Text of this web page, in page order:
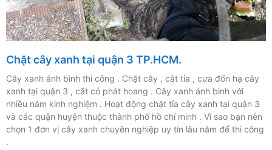
Chặt cây xanh tại quận 3 TP.HCM.
Cây xanh ánh bình thi công . Chặt cây , cắt tỉa , cưa đốn hạ cây
xanh tại quận 3 , cắt cỏ phát hoang . Cây xanh ánh bình với
nhiều năm kinh nghiệm . Hoạt động chặt tỉa cây xanh tại quận 3
và các quận huyện thuộc thành phố hồ chí minh . Vì sao bạn nên
chọn 1 đơn vị cây xanh chuyên nghiệp uy tín lâu năm để thi công
.